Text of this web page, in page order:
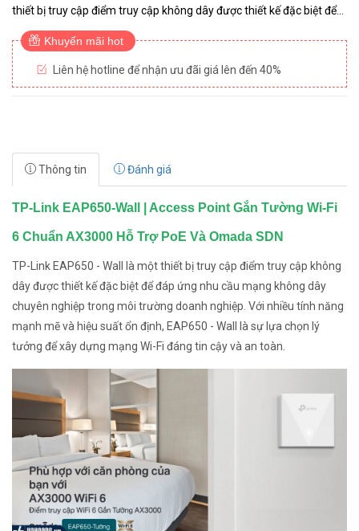
thiết bị truy cập điểm truy cập không dây được thiết kế đặc biệt để
đáp ứng nhu cầu mạng không dây chuyên nghiệp trong môi ...
Khuyến mãi hot
Liên hệ hotline để nhận ưu đãi giá lên đến 40%
Thông tin Đánh giá
TP-Link EAP650-Wall | Access Point Gắn Tường Wi-Fi
6 Chuẩn AX3000 Hỗ Trợ PoE Và Omada SDN
TP-Link EAP650 - Wall là một thiết bị truy cập điểm truy cập không
dây được thiết kế đặc biệt để đáp ứng nhu cầu mạng không dây
chuyên nghiệp trong môi trường doanh nghiệp. Với nhiều tính năng
mạnh mẽ và hiệu suất ổn định, EAP650 - Wall là sự lựa chọn lý
tưởng để xây dựng mạng Wi-Fi đáng tin cậy và an toàn.